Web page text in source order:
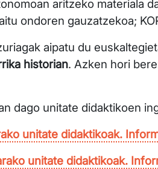
aritzeko materiala
ondoren gauzatzekoa;
aipatu du
historian. Azken hori
dago unitate didaktikoen
unitate didaktikoak.
unitate didaktikoak.